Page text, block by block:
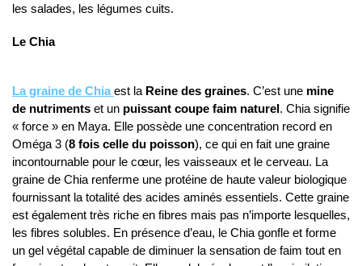
les salades, les légumes cuits.
Le Chia
La graine de Chia est la Reine des graines. C’est une mine
de nutriments et un puissant coupe faim naturel. Chia signifie
« force » en Maya. Elle possède une concentration record en
Oméga 3 (8 fois celle du poisson), ce qui en fait une graine
incontournable pour le cœur, les vaisseaux et le cerveau. La
graine de Chia renferme une protéine de haute valeur biologique
fournissant la totalité des acides aminés essentiels. Cette graine
est également très riche en fibres mais pas n’importe lesquelles,
les fibres solubles. En présence d’eau, le Chia gonfle et forme
un gel végétal capable de diminuer la sensation de faim tout en